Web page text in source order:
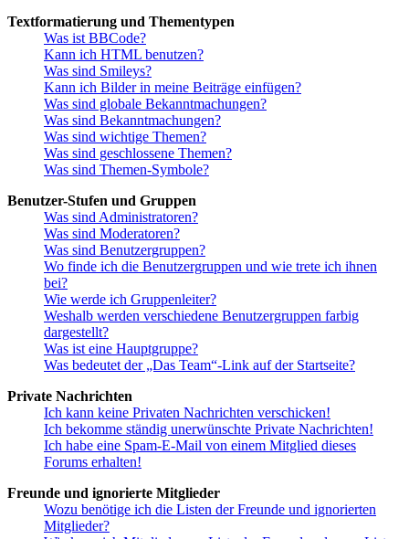
Textformatierung und Thementypen
Was ist BBCode?
Kann ich HTML benutzen?
Was sind Smileys?
Kann ich Bilder in meine Beiträge einfügen?
Was sind globale Bekanntmachungen?
Was sind Bekanntmachungen?
Was sind wichtige Themen?
Was sind geschlossene Themen?
Was sind Themen-Symbole?
Benutzer-Stufen und Gruppen
Was sind Administratoren?
Was sind Moderatoren?
Was sind Benutzergruppen?
Wo finde ich die Benutzergruppen und wie trete ich ihnen
bei?
Wie werde ich Gruppenleiter?
Weshalb werden verschiedene Benutzergruppen farbig
dargestellt?
Was ist eine Hauptgruppe?
Was bedeutet der „Das Team“-Link auf der Startseite?
Private Nachrichten
Ich kann keine Privaten Nachrichten verschicken!
Ich bekomme ständig unerwünschte Private Nachrichten!
Ich habe eine Spam-E-Mail von einem Mitglied dieses
Forums erhalten!
Freunde und ignorierte Mitglieder
Wozu benötige ich die Listen der Freunde und ignorierten
Mitglieder?